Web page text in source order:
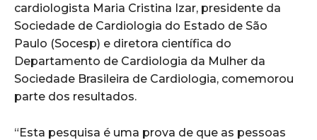
cardiologista Maria Cristina Izar, presidente da
Sociedade de Cardiologia do Estado de São
Paulo (Socesp) e diretora científica do
Departamento de Cardiologia da Mulher da
Sociedade Brasileira de Cardiologia, comemorou
parte dos resultados.
“Esta pesquisa é uma prova de que as pessoas